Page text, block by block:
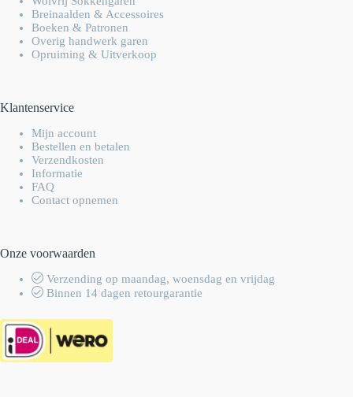
Breinaalden & Accessoires
Boeken & Patronen
Overig handwerk garen
Opruiming & Uitverkoop
Klantenservice
Mijn account
Bestellen en betalen
Verzendkosten
Informatie
FAQ
Contact opnemen
Onze voorwaarden
Verzending op maandag, woensdag en vrijdag
Binnen 14 dagen retourgarantie